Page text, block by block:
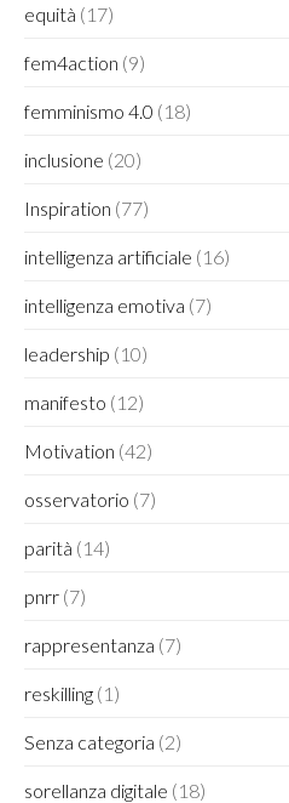
equità (17)
fem4action (9)
femminismo 4.0 (18)
inclusione (20)
Inspiration (77)
intelligenza artificiale (16)
intelligenza emotiva (7)
leadership (10)
manifesto (12)
Motivation (42)
osservatorio (7)
parità (14)
pnrr (7)
rappresentanza (7)
reskilling (1)
Senza categoria (2)
sorellanza digitale (18)